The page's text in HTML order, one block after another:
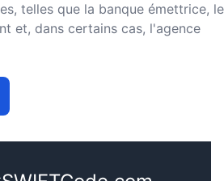
telles que la banque émettrice, le
et, dans certains cas, l'agence